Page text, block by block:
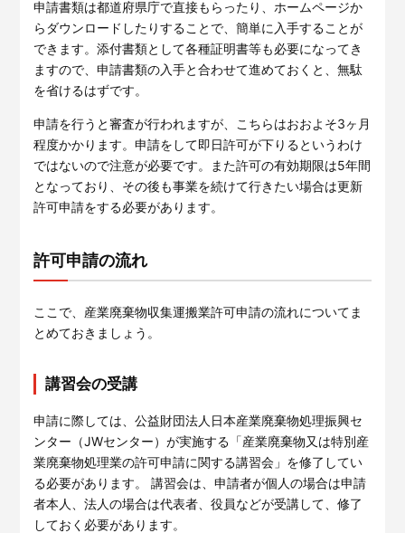
申請書類は都道府県庁で直接もらったり、ホームページか
らダウンロードしたりすることで、簡単に入手することが
できます。添付書類として各種証明書等も必要になってき
ますので、申請書類の入手と合わせて進めておくと、無駄
を省けるはずです。
申請を行うと審査が行われますが、こちらはおおよそ3ヶ月
程度かかります。申請をして即日許可が下りるというわけ
ではないので注意が必要です。また許可の有効期限は5年間
となっており、その後も事業を続けて行きたい場合は更新
許可申請をする必要があります。
許可申請の流れ
ここで、産業廃棄物収集運搬業許可申請の流れについてま
とめておきましょう。
講習会の受講
申請に際しては、公益財団法人日本産業廃棄物処理振興セ
ンター（JWセンター）が実施する「産業廃棄物又は特別産
業廃棄物処理業の許可申請に関する講習会」を修了してい
る必要があります。 講習会は、申請者が個人の場合は申請
者本人、法人の場合は代表者、役員などが受講して、修了
しておく必要があります。